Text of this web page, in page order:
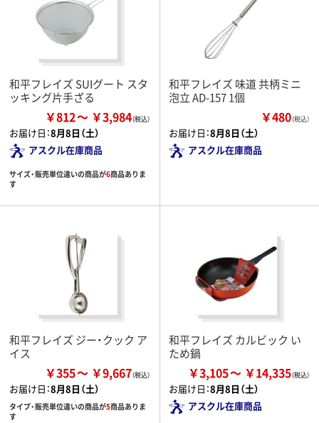
和平フレイズ SUIグート スタ
ッキング片手ざる
￥812 ￥3,984
お届け日：8月8日（土）
アスクル在庫商品
サイズ・販売単位違いの商品が6商品ありま
す
和平フレイズ 味道 共柄ミニ
泡立 AD-157 1個
￥480（税込）
お届け日：8月8日（土）
アスクル在庫商品
和平フレイズ ジー・クック ア
イス
￥355 ￥9,667
お届け日：8月8日（土）
タイプ・販売単位違いの商品が5商品ありま
す
和平フレイズ カルビック い
ため鍋
￥3,105 ￥14,335
お届け日：8月8日（土）
アスクル在庫商品